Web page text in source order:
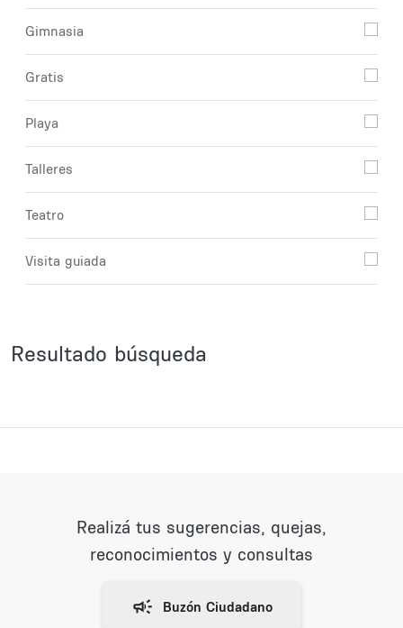
Resultado búsqueda
Gimnasia
Gratis
Playa
Talleres
Teatro
Visita guiada
Realizá tus sugerencias, quejas,
reconocimientos y consultas